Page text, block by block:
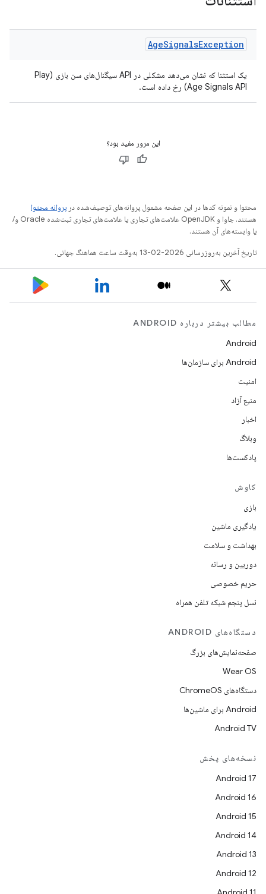
AgeSignalsException
یک استثنا که نشان می‌دهد مشکلی در API سیگنال‌های سن بازی (Play
Age Signals API) رخ داده است.
این مرور مفید بود؟
محتوا و نمونه کدها در این صفحه مشمول پروانه‌های توصیف‌شده در پروانه محتوا
هستند. جاوا و OpenJDK علامت‌های تجاری یا علامت‌های تجاری ثبت‌شده Oracle و/
یا وابسته‌های آن هستند.
تاریخ آخرین به‌روزرسانی 2026-02-13 به‌وقت ساعت هماهنگ جهانی.
مطالب بیشتر درباره ANDROID
Android
Android برای سازمان‌ها
امنیت
منبع آزاد
اخبار
وبلاگ
پادکست‌ها
کاوش
بازی
یادگیری ماشین
بهداشت و سلامت
دوربین و رسانه
حریم خصوصی
نسل پنجم شبکه تلفن همراه
دستگاه‌های ANDROID
صفحه‌نمایش‌های بزرگ
Wear OS
دستگاه‌های ChromeOS
Android برای ماشین‌ها
Android TV
نسخه‌های پخش
Android 17
Android 16
Android 15
Android 14
Android 13
Android 12